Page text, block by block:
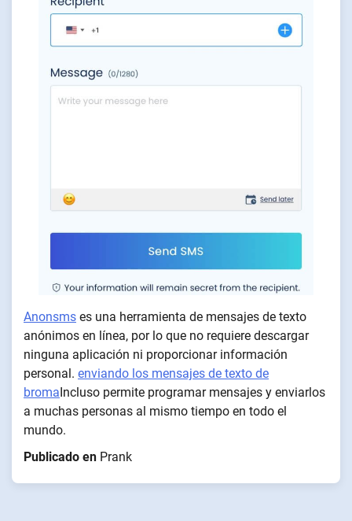
Anonsms es una herramienta de mensajes de texto
anónimos en línea, por lo que no requiere descargar
ninguna aplicación ni proporcionar información
personal. enviando los mensajes de texto de
bromaIncluso permite programar mensajes y enviarlos
a muchas personas al mismo tiempo en todo el
mundo.
Publicado en Prank